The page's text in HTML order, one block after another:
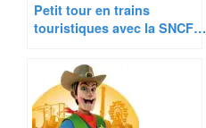
Petit tour en trains
touristiques avec la SNCF…